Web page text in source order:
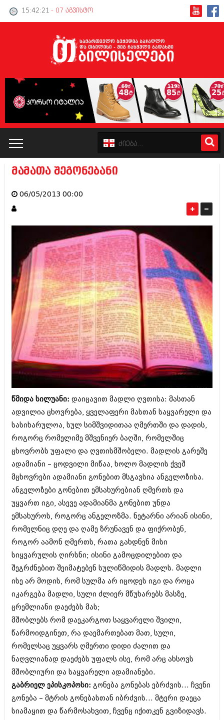
15:42:21 - 07 აგვისტო
პოლიტიკა
ინტერვიუები
ამბები
საზოგადოება
მოდი, ვილაპარაკოთ
მოდა + დიზაინი
მედიცინა
სპორტი
კადრს მიღმა
კულინარია
ავტორჩევები
ბელადები
ბიზნესსიახლეები
გვარები
თემიდას სასწორი
იუმორი
კალეიდოსკოპი
ჰოროსკოპი და შეუცნობელი
კრიმინალი
რომანი და დეტექტივი
სახალისო ამბები
შოუბიზნესი
დაიჯესტი
ქალი და მამაკაცი
კატალოგი
ამბები
საზოგადოება
მოდი, ვილაპარაკოთ
მოდა + დიზაინი
რელიგია
მედიცინა
სპორტი
კადრს მიღმა
კულინარია
ავტორჩევები
ბელადები
ბიზნესსიახლეები
გვარები
თემიდას სასწორი
იუმორი
კალეიდოსკოპი
ჰოროსკოპი და შეუცნობელი
კრიმინალი
რომანი და დეტექტივი
სახალისო ამბები
შოუბიზნესი
დაიჯესტი
ქალი და მამაკაცი
ისტორია
სხვადასხვა
მამათა შეგონებანი
06/05/2013 00:00
წმიდა სილუანი: დაიცავით მადლი ღვთისა: მასთან
ადვილია ცხოვრება, ყველაფერი მასთან საყვარელი და
სასიხარულოა, სულ სიმშვიდითაა ღმერთში და დადის,
როგორც რომელიმე მშვენიერ ბაღში, რომელშიც
ცხოვრობს უფალი და ღვთისმშობელი. მადლის გარეშე
ადამიანი – ცოდვილი მიწაა, ხოლო მადლის ქვეშ
მცხოვრები ადამიანი გონებით მსგავსია ანგელოზისა.
ანგელოზები გონებით ემსახურებიან ღმერთს და
უყვართ იგი, ასევე ადამიანმა გონებით უნდა
ემსახუროს, როგორც ანგელოზმა. ნეტარნი არიან ისინი,
რომელნიც დღე და ღამე ზრუნავენ და ფიქრობენ,
როგორ აამონ ღმერთს, რათა გახდნენ მისი
სიყვარულის ღირსნი; ისინი გამოცდილებით და
შეგრძნებით შეიმატებენ სულიწმიდის მადლს. მადლი
ისე არ მოდის, რომ სულმა არ იცოდეს იგი და როცა
იკარგება მადლი, სული ძლიერ მწუხარებს მასზე,
ცრემლიანი დაეძებს მას;
მშობლებს რომ დაეკარგოთ საყვარელი შვილი,
წარმოიდგინეთ, რა დაემართებათ მათ, სული,
რომელსაც უყვარს ღმერთი დიდი ძალით და
ნაღვლიანად დაეძებს უფალს ისე, რომ არც ახსოვს
მშობლიური და საყვარელი ადამიანები.
გაბრიელ ეპისკოპოსი: გონება გონებას ებრძვის... ჩვენი
გონება – მტრის გონებასთან იბრძვის... მტერი დაეცა
სიამაყით და წარმოსახვით, ჩვენც იქითკენ გვიზიდავს.